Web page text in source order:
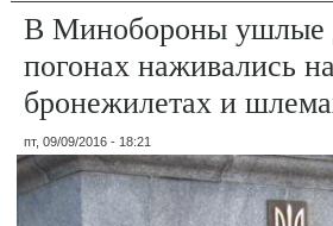
В Минобороны ушлые
погонах наживались
бронежилетах и
пт, 09/09/2016 - 18:21